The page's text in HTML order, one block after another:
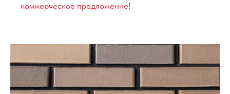
коммерческое предложение!